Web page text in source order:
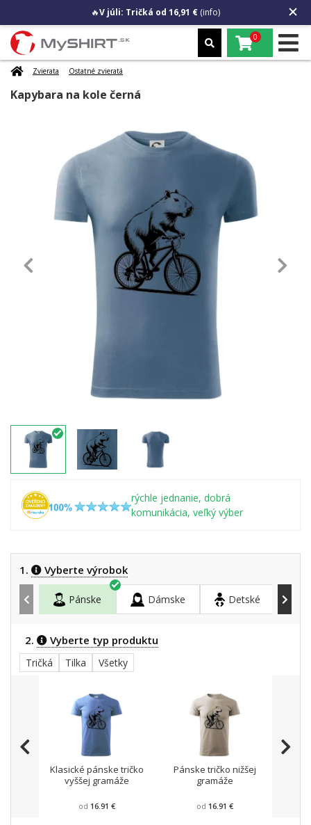
🔥V júli: Tričká od 16,91 € (info)
0
Zvierata Ostatné zvieratá
Kapybara na kole černá
rýchle jednanie, dobrá
komunikácia, veľký výber
1. Vyberte výrobok
Pánske Dámske Detské
2. Vyberte typ produktu
Tričká Tilka Všetky
Klasické pánske tričko
vyššej gramáže
od 16.91 €
Pánske tričko nižšej
gramáže
od 16.91 €